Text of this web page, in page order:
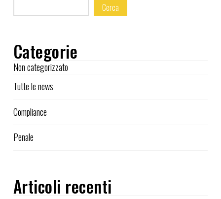
Cerca
Categorie
Non categorizzato
Tutte le news
Compliance
Penale
Articoli recenti